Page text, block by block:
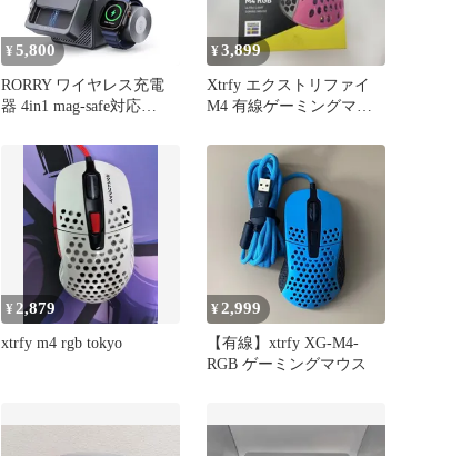
¥ 5,800
RORRY ワイヤレス充電
器 4in1 mag-safe対応
リー 軽量 薄型 アップル
ウォッチ対応 5Ｗ 急速充
¥3,899
Xtrfy エクストリファイ
M4 有線ゲーミングマウ
¥ 2,879
xtrfy m4 rgb tokyo
¥2,999
【有線】xtrfy XG-M4-
RGB ゲーミングマウス